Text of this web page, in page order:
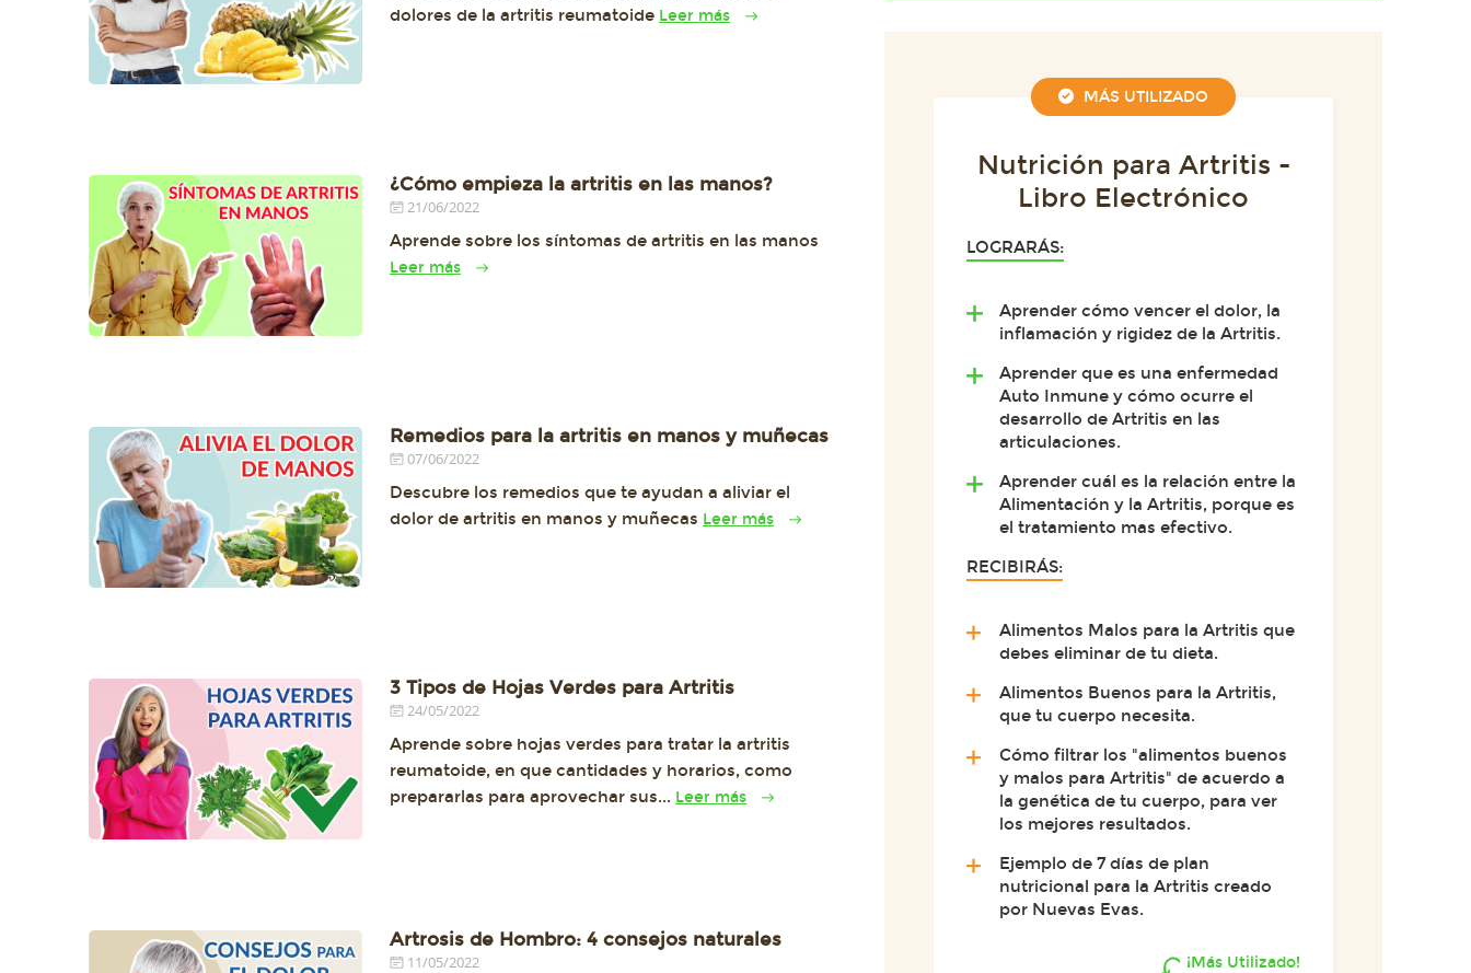
dolores de la artritis reumatoide Leer más
¿Cómo empieza la artritis en las manos?
21/06/2022
Aprende sobre los síntomas de artritis en las manos
Leer más
Remedios para la artritis en manos y muñecas
07/06/2022
Descubre los remedios que te ayudan a aliviar el
dolor de artritis en manos y muñecas Leer más
3 Tipos de Hojas Verdes para Artritis
24/05/2022
Aprende sobre hojas verdes para tratar la artritis
reumatoide, en que cantidades y horarios, como
prepararlas para aprovechar sus... Leer más
Artrosis de Hombro: 4 consejos naturales
11/05/2022
MÁS UTILIZADO
Nutrición para Artritis -
Libro Electrónico
LOGRARÁS:
Aprender cómo vencer el dolor, la
inflamación y rigidez de la Artritis.
Aprender que es una enfermedad
Auto Inmune y cómo ocurre el
desarrollo de Artritis en las
articulaciones.
Aprender cuál es la relación entre la
Alimentación y la Artritis, porque es
el tratamiento mas efectivo.
RECIBIRÁS:
Alimentos Malos para la Artritis que
debes eliminar de tu dieta.
Alimentos Buenos para la Artritis,
que tu cuerpo necesita.
Cómo filtrar los "alimentos buenos
y malos para Artritis" de acuerdo a
la genética de tu cuerpo, para ver
los mejores resultados.
Ejemplo de 7 días de plan
nutricional para la Artritis creado
por Nuevas Evas.
¡Más Utilizado!